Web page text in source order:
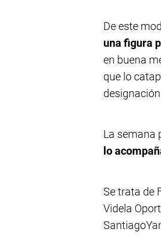
De este
una figura
en buena
que lo
La semana
lo
Se trata de
Videla